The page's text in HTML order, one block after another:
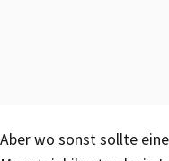
Aber wo sonst sollte